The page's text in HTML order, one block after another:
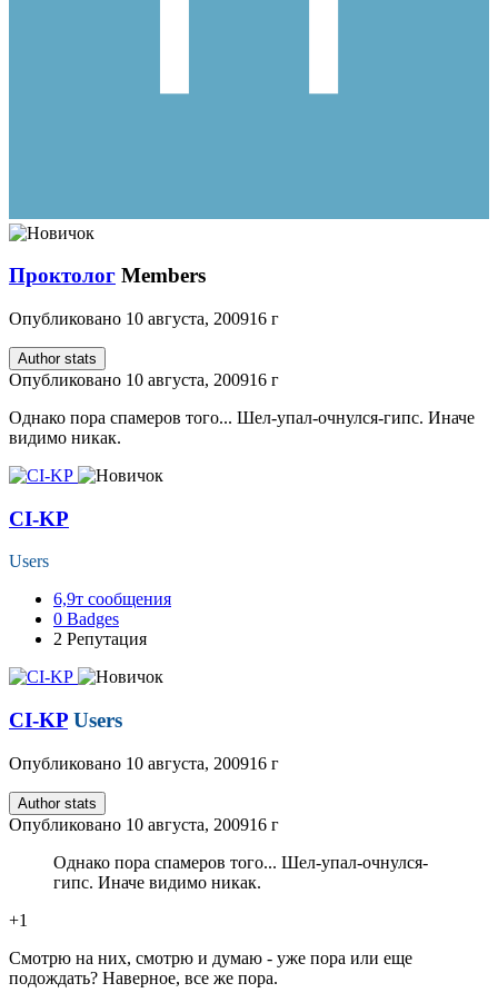
Проктолог Members
Опубликовано 10 августа, 200916 г
Author stats
Опубликовано 10 августа, 200916 г
Однако пора спамеров того... Шел-упал-очнулся-гипс. Иначе
видимо никак.
CI-KP
Users
6,9т сообщения
0 Badges
2 Репутация
CI-KP Users
Опубликовано 10 августа, 200916 г
Author stats
Опубликовано 10 августа, 200916 г
Однако пора спамеров того... Шел-упал-очнулся-
гипс. Иначе видимо никак.
+1
Смотрю на них, смотрю и думаю - уже пора или еще
подождать? Наверное, все же пора.